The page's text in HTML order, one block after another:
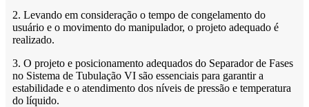
2. Levando em consideração o tempo de congelamento do
usuário e o movimento do manipulador, o projeto adequado é
realizado.
3. O projeto e posicionamento adequados do Separador de Fases
no Sistema de Tubulação VI são essenciais para garantir a
estabilidade e o atendimento dos níveis de pressão e temperatura
do líquido.